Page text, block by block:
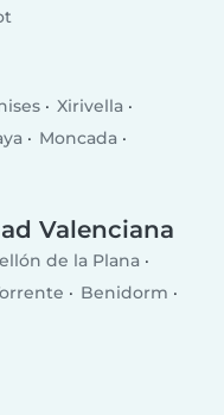
Xirivella
Moncada
Valenciana
de la Plana
Benidorm